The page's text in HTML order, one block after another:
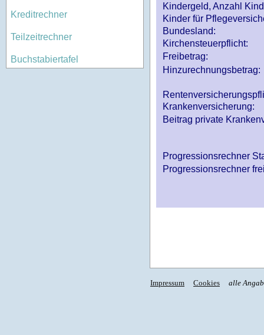
Kreditrechner
Teilzeitrechner
Buchstabiertafel
Kindergeld, Anzahl
Kinder für
Bundesland:
Kirchensteuerpflicht:
Freibetrag:
Hinzurechnungsbetrag:
Krankenversicherung:
Beitrag private
Progressionsrechner
Progressionsrechner
Impressum Cookies alle